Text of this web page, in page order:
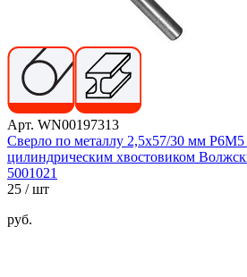
Арт. WN00197313
Сверло по металлу 2,5x57/30 мм
цилиндрическим хвостовиком
5001021
25 / шт
руб.